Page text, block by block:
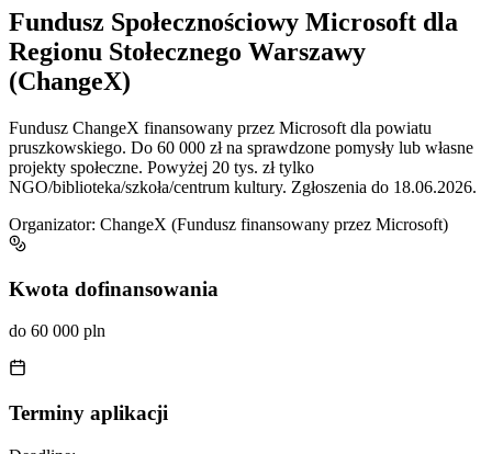
Fundusz Społecznościowy Microsoft dla
Regionu Stołecznego Warszawy
(ChangeX)
Fundusz ChangeX finansowany przez Microsoft dla powiatu
pruszkowskiego. Do 60 000 zł na sprawdzone pomysły lub własne
projekty społeczne. Powyżej 20 tys. zł tylko
NGO/biblioteka/szkoła/centrum kultury. Zgłoszenia do 18.06.2026.
Organizator: ChangeX (Fundusz finansowany przez Microsoft)
Kwota dofinansowania
do 60 000 pln
Terminy aplikacji